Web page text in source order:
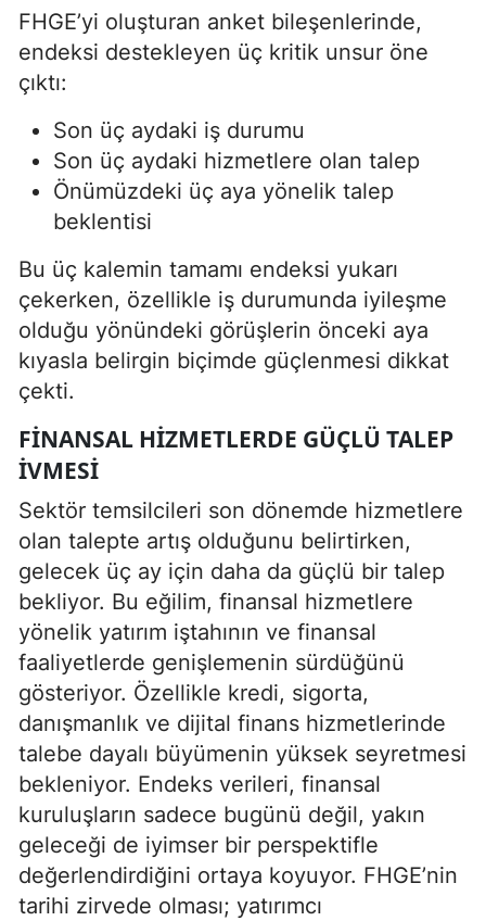
FHGE’yi oluşturan anket bileşenlerinde,
endeksi destekleyen üç kritik unsur öne
çıktı:
Son üç aydaki iş durumu
Son üç aydaki hizmetlere olan talep
Önümüzdeki üç aya yönelik talep
beklentisi
Bu üç kalemin tamamı endeksi yukarı
çekerken, özellikle iş durumunda iyileşme
olduğu yönündeki görüşlerin önceki aya
kıyasla belirgin biçimde güçlenmesi dikkat
çekti.
FINANSAL HIZMETLERDE GÜÇLÜ TALEP
İVMESI
Sektör temsilcileri son dönemde hizmetlere
olan talepte artış olduğunu belirtirken,
gelecek üç ay için daha da güçlü bir talep
bekliyor. Bu eğilim, finansal hizmetlere
yönelik yatırım iştahının ve finansal
faaliyetlerde genişlemenin sürdüğünü
gösteriyor. Özellikle kredi, sigorta,
danışmanlık ve dijital finans hizmetlerinde
talebe dayalı büyümenin yüksek seyretmesi
bekleniyor. Endeks verileri, finansal
kuruluşların sadece bugünü değil, yakın
geleceği de iyimser bir perspektifle
değerlendirdiğini ortaya koyuyor. FHGE’nin
tarihi zirvede olması; yatırımcı